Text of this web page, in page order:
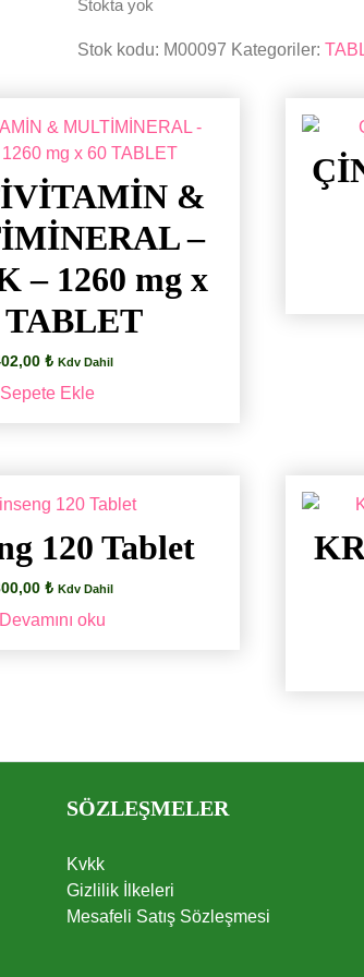
Stokta yok
Stok kodu: M00097 Kategoriler:
&
–
– 1260 mg x
TABLET
₺ Kdv Dahil
Sepete Ekle
120 Tablet
₺ Kdv Dahil
Devamını oku
SÖZLEŞMELER
Kvkk
Gizlilik İlkeleri
Mesafeli Satış Sözleşmesi